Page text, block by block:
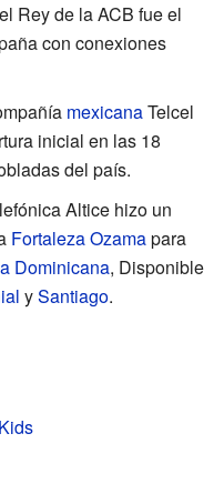
Rey de la ACB fue el
con conexiones
mexicanaTelcel
inicial en las 18
del país.
Altice hizo un
Fortaleza Ozamapara
Dominicana, Disponible
ySantiago.